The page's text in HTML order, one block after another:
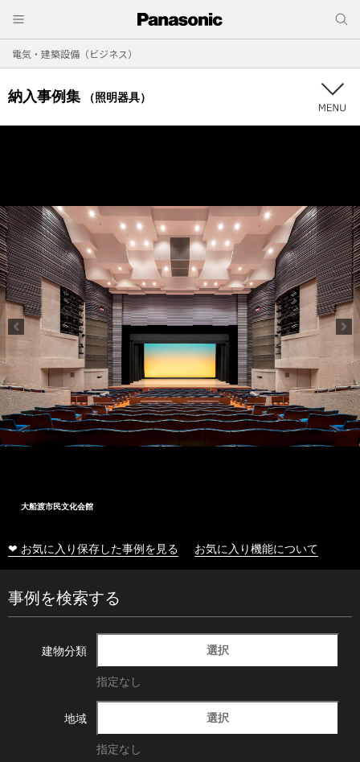
電気・建築設備（ビジネス）
納入事例集 （照明器具）
大船渡市民文化会館
❤ お気に入り保存した事例を見る お気に入り機能について
事例を検索する
建物分類 選択
指定なし
地域 選択
指定なし